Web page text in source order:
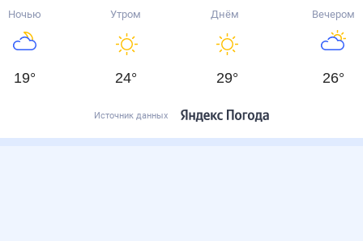
Ночью
19°
Утром
24°
Днём
29°
Вечером
26°
Источник данных